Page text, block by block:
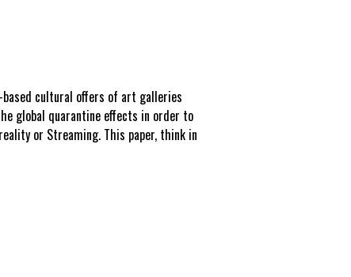
cultural offers of art galleries
global quarantine effects in order to
or Streaming. This paper, think in